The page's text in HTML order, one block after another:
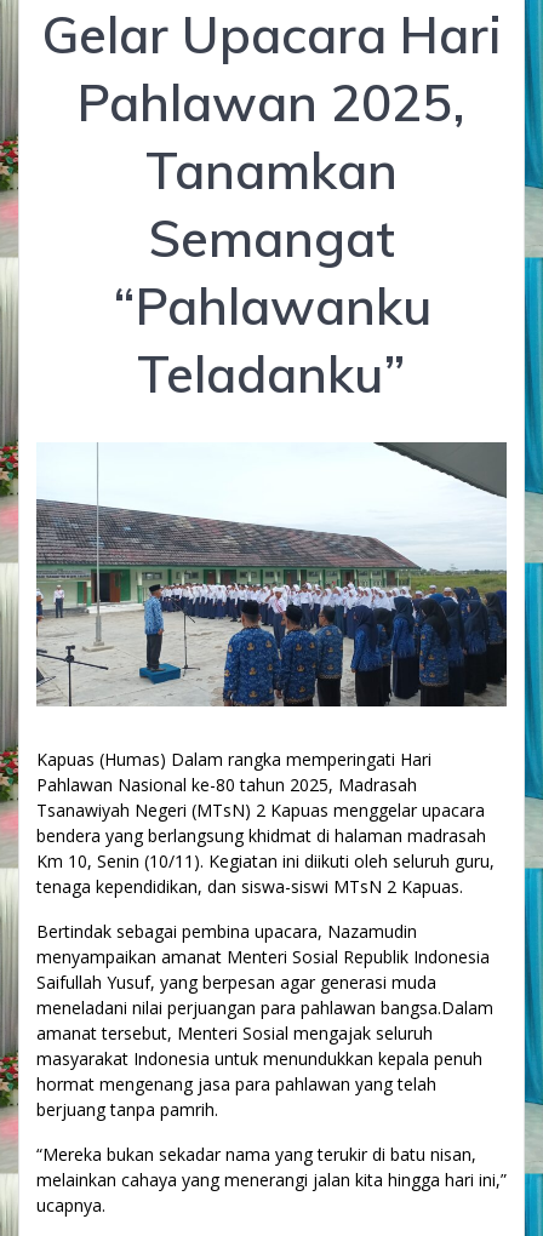
Gelar Upacara Hari
Pahlawan 2025,
Tanamkan
Semangat
“Pahlawanku
Teladanku”
Kapuas (Humas) Dalam rangka memperingati Hari
Pahlawan Nasional ke-80 tahun 2025, Madrasah
Tsanawiyah Negeri (MTsN) 2 Kapuas menggelar upacara
bendera yang berlangsung khidmat di halaman madrasah
Km 10, Senin (10/11). Kegiatan ini diikuti oleh seluruh guru,
tenaga kependidikan, dan siswa-siswi MTsN 2 Kapuas.
Bertindak sebagai pembina upacara, Nazamudin
menyampaikan amanat Menteri Sosial Republik Indonesia
Saifullah Yusuf, yang berpesan agar generasi muda
meneladani nilai perjuangan para pahlawan bangsa.Dalam
amanat tersebut, Menteri Sosial mengajak seluruh
masyarakat Indonesia untuk menundukkan kepala penuh
hormat mengenang jasa para pahlawan yang telah
berjuang tanpa pamrih.
“Mereka bukan sekadar nama yang terukir di batu nisan,
melainkan cahaya yang menerangi jalan kita hingga hari ini,”
ucapnya.